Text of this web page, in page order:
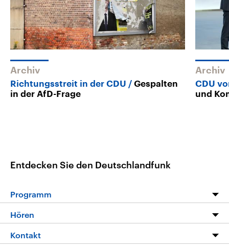
Archiv
Richtungsstreit in der CDU
Gespalten
in der AfD-Frage
Archiv
CDU
und
Entdecken Sie den Deutschlandfunk
Programm
Programm
Die Nachrichten
Hören
Livestream
Kontakt